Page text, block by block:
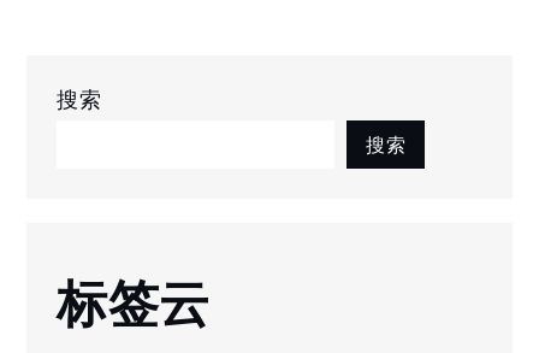
搜索
搜索
标签云